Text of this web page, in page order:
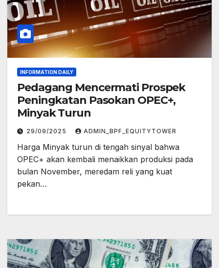
INFORMATION DAILY
Pedagang Mencermati Prospek
Peningkatan Pasokan OPEC+,
Minyak Turun
29/09/2025 ADMIN_BPF_EQUITYTOWER
Harga Minyak turun di tengah sinyal bahwa
OPEC+ akan kembali menaikkan produksi pada
bulan November, meredam reli yang kuat
pekan…